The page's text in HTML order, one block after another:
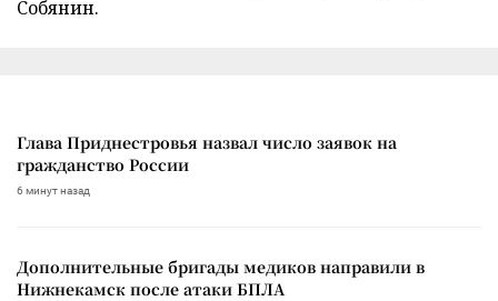
Собянин.
Глава Приднестровья назвал число заявок на
гражданство России
6 минут назад
Дополнительные бригады медиков направили в
Нижнекамск после атаки БПЛА